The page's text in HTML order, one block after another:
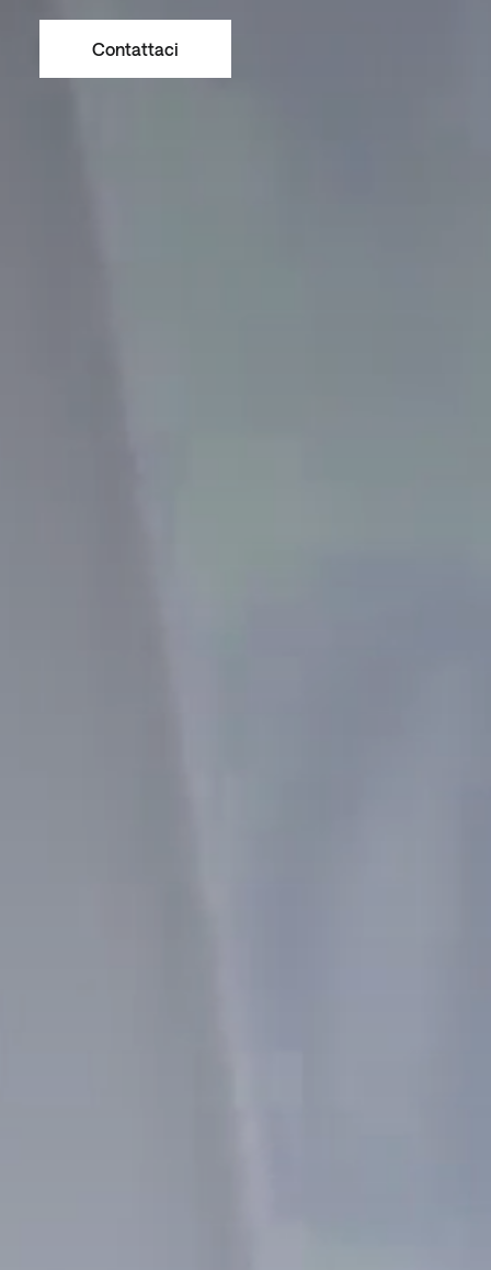
Contattaci